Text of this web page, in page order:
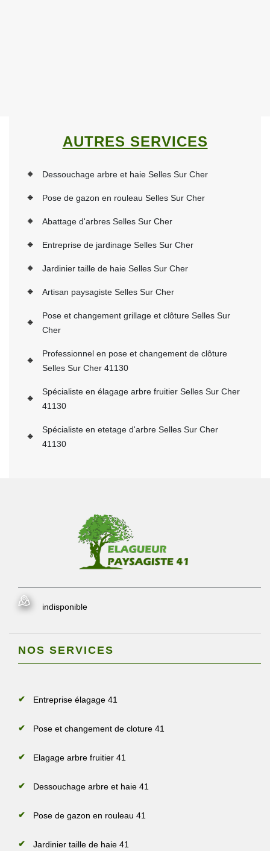
AUTRES SERVICES
Dessouchage arbre et haie Selles Sur Cher
Pose de gazon en rouleau Selles Sur Cher
Abattage d'arbres Selles Sur Cher
Entreprise de jardinage Selles Sur Cher
Jardinier taille de haie Selles Sur Cher
Artisan paysagiste Selles Sur Cher
Pose et changement grillage et clôture Selles Sur
Cher
Professionnel en pose et changement de clôture
Selles Sur Cher 41130
Spécialiste en élagage arbre fruitier Selles Sur Cher
41130
Spécialiste en etetage d'arbre Selles Sur Cher
41130
indisponible
NOS SERVICES
Entreprise élagage 41
Pose et changement de cloture 41
Elagage arbre fruitier 41
Dessouchage arbre et haie 41
Pose de gazon en rouleau 41
Jardinier taille de haie 41